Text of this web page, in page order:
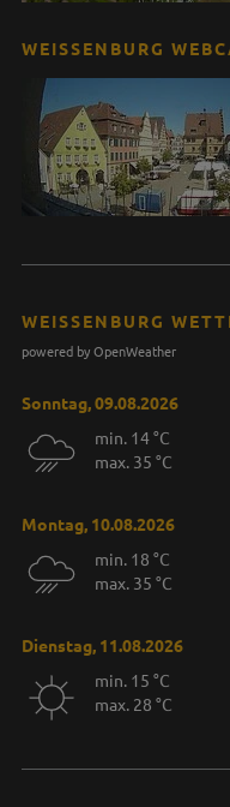
WEISSENBURG
WEISSENBURG
powered by OpenWeather
Sonntag, 09.08.2026
min. 14 °C
max. 35 °C
Montag, 10.08.2026
min. 18 °C
max. 35 °C
Dienstag, 11.08.2026
min. 15 °C
max. 28 °C